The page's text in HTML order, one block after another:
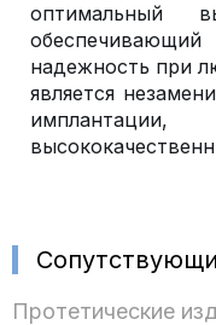
оптимальный
надежность при
является
Протетические